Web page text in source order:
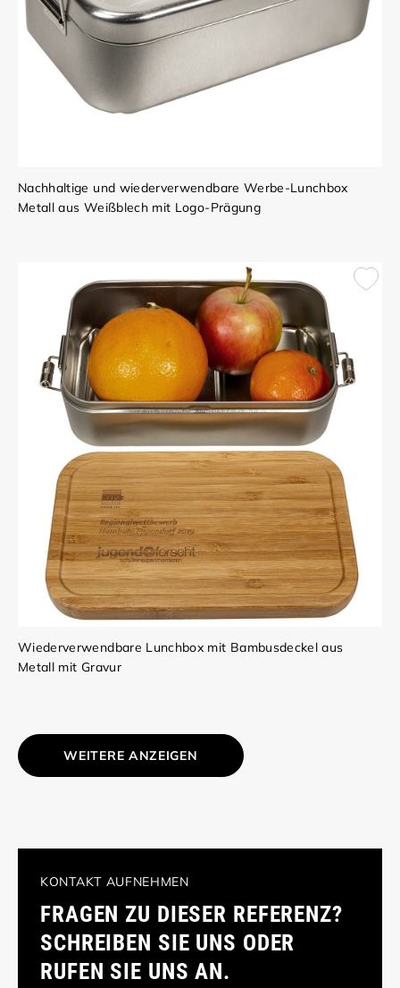
Nachhaltige und wiederverwendbare Werbe-Lunchbox
Metall aus Weißblech mit Logo-Prägung
Wiederverwendbare Lunchbox mit Bambusdeckel aus
Metall mit Gravur
WEITERE ANZEIGEN
KONTAKT AUFNEHMEN
FRAGEN ZU DIESER REFERENZ?
SCHREIBEN SIE UNS ODER
RUFEN SIE UNS AN.